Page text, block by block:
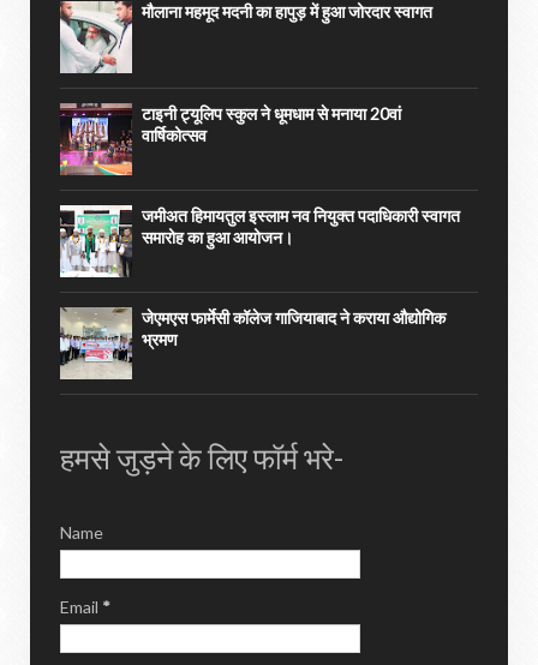
मौलाना महमूद मदनी का हापुड़ में हुआ जोरदार स्वागत
टाइनी ट्यूलिप स्कुल ने धूमधाम से मनाया 20वां
वार्षिकोत्सव
जमीअत हिमायतुल इस्लाम नव नियुक्त पदाधिकारी स्वागत
समारोह का हुआ आयोजन।
जेएमएस फार्मेसी कॉलेज गाजियाबाद ने कराया औद्योगिक
भ्रमण
हमसे जुड़ने के लिए फॉर्म भरे-
Name
Email *